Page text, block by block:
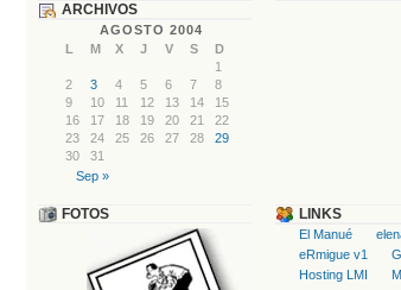
ARCHIVOS
AGOSTO 2004
L
M X J V S
D
1
2
3 4 5 6 7
8
9
10 11 12 13 14
15
16
17 18 19 20 21
22
23
24 25 26 27 28
29
30
31
Sep »
FOTOS LINKS
El Manué
eRmigue v1
Hosting LMI